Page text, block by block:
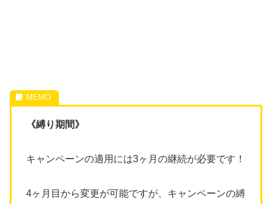
《縛り期間》
キャンペーンの適用には3ヶ月の継続が必要です！
4ヶ月目から変更が可能ですが、キャンペーンの縛